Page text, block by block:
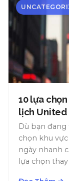
10 lựa
lịch United
Dù bạn
chọn khu
ngày nhanh
lựa chọn